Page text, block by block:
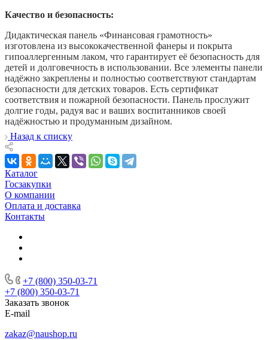
Качество и безопасность:
Дидактическая панель «Финансовая грамотность»
изготовлена из высококачественной фанеры и покрыта
гипоаллергенным лаком, что гарантирует её безопасность для
детей и долговечность в использовании. Все элементы панели
надёжно закреплены и полностью соответствуют стандартам
безопасности для детских товаров. Есть сертификат
соответствия и пожарной безопасности. Панель прослужит
долгие годы, радуя вас и ваших воспитанников своей
надёжностью и продуманным дизайном.
Назад к списку
Каталог
Госзакупки
О компании
Оплата и доставка
Контакты
+7 (800) 350-03-71
+7 (800) 350-03-71
Заказать звонок
E-mail
zakaz@naushop.ru